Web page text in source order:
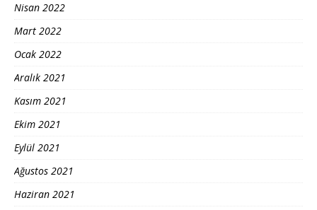
Nisan 2022
Mart 2022
Ocak 2022
Aralık 2021
Kasım 2021
Ekim 2021
Eylül 2021
Ağustos 2021
Haziran 2021